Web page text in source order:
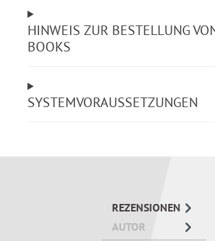
Grundlagen und Grundsätze der
Personalratsarbeit
Mitglieder
und aktuelle Grundlage. DerLeitfaden für
Personalräte Nordrhein-Westfalen
HINWEIS ZUR BESTELLUNG
BOOKS
SYSTEMVORAUSSETZUNGEN
REZENSIONEN
AUTOR